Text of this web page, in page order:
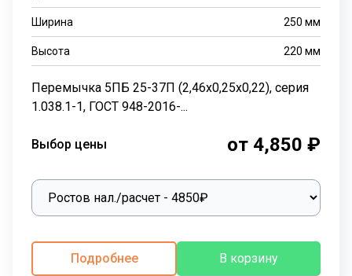
Ширина 250 мм
Высота 220 мм
Перемычка 5ПБ 25-37П (2,46х0,25х0,22), серия
1.038.1-1, ГОСТ 948-2016-...
Выбор цены от 4,850 ₽
Подробнее В корзину